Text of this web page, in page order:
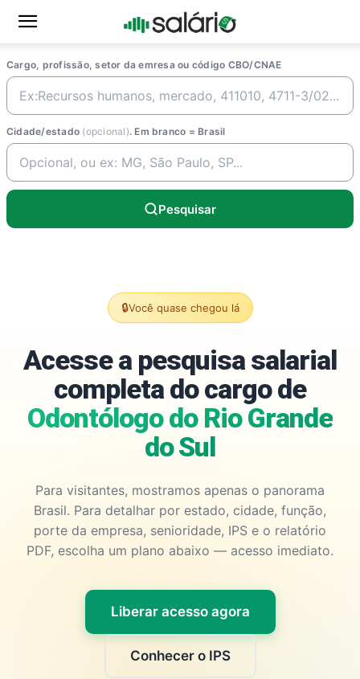
Cargo, profissão, setor da emresa ou código CBO/CNAE
Cidade/estado (opcional). Em branco = Brasil
Pesquisar
🔒Você quase chegou lá
Acesse a pesquisa salarial
completa do cargo de
Odontólogo do Rio Grande
do Sul
Para visitantes, mostramos apenas o panorama
Brasil. Para detalhar por estado, cidade, função,
porte da empresa, senioridade, IPS e o relatório
PDF, escolha um plano abaixo — acesso imediato.
Liberar acesso agora
Conhecer o IPS